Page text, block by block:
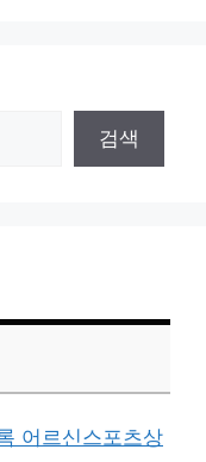
검색
어르신스포츠상